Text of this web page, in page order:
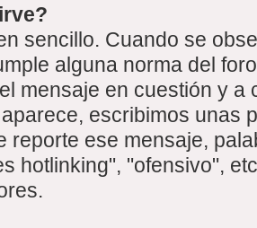
sencillo. Cuando se
alguna norma del
mensaje en cuestión y a
escribimos unas
reporte ese mensaje,
hotlinking", "ofensivo",